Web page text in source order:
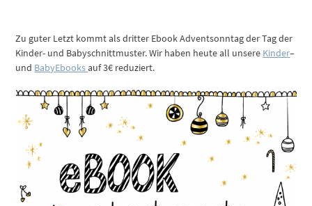
Zu guter Letzt kommt als dritter Ebook Adventsonntag der Tag der
Kinder- und Babyschnittmuster. Wir haben heute all unsere Kinder–
und BabyEbooksauf 3€ reduziert.